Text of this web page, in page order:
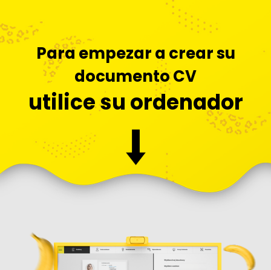
Para empezar a crear su
documento CV
utilice su ordenador